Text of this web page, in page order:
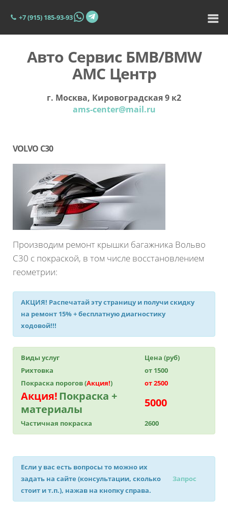
+7 (915) 185-93-93
Авто Сервис БМВ/BMW
АМС Центр
г. Москва, Кировоградская 9 к2
ams-center@mail.ru
VOLVO C30
Производим ремонт крышки багажника Вольво
С30 с покраской, в том числе восстановлением
геометрии:
АКЦИЯ! Распечатай эту страницу и получискидку
на ремонт 15%+ бесплатную диагностику
ходовой!!!
Виды услуг
Цена (руб)
Рихтовка
от 1500
Покраска порогов (Акция!) от 2500
Акция!Покраска +
материалы
5000
Частичная покраска 2600
Если у вас есть вопросы то можно их
задать на сайте (консультации, сколько
стоит и т.п.), нажав на кнопку справа.
Запрос